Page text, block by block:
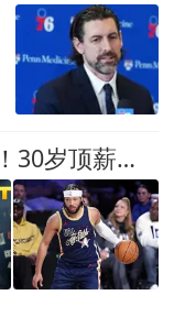
2.54亿和3.71亿！降薪1亿！30岁顶薪！这次怎么选？